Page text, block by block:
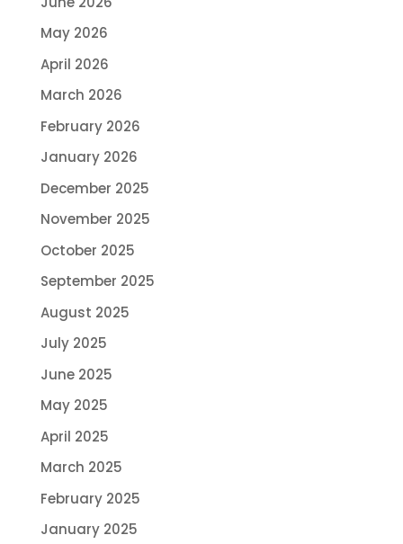
May 2026
April 2026
March 2026
February 2026
January 2026
December 2025
November 2025
October 2025
September 2025
August 2025
July 2025
June 2025
May 2025
April 2025
March 2025
February 2025
January 2025